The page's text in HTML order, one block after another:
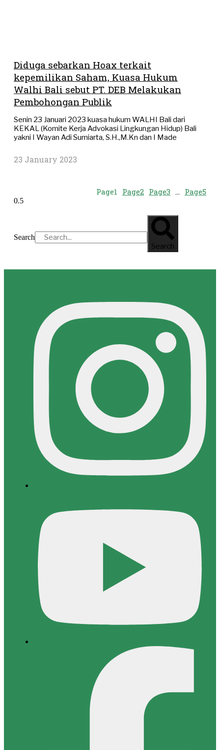
Diduga sebarkan Hoax terkait
kepemilikan Saham, Kuasa Hukum
Walhi Bali sebut PT. DEB Melakukan
Pembohongan Publik
Senin 23 Januari 2023 kuasa hukum WALHI Bali dari
KEKAL (Komite Kerja Advokasi Lingkungan Hidup) Bali
yakni I Wayan Adi Sumiarta, S.H.,M.Kn dan I Made
23 January 2023
Page1 Page2 Page3 … Page5
Search
Search